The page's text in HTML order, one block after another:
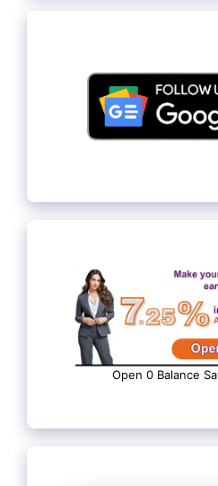
Open 0 Balance